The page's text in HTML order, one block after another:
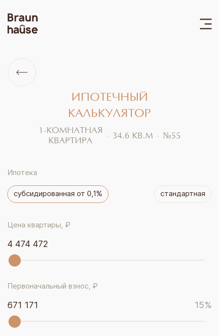
ИПОТЕЧНЫЙ
КАЛЬКУЛЯТОР
1-КОМНАТНАЯ
КВАРТИРА
34.6 КВ.М №55
Ипотека
субсидированная от 0,1% стандартная
Цена квартиры, ₽
4 474 472
Первоначальный взнос, ₽
671 171 15%